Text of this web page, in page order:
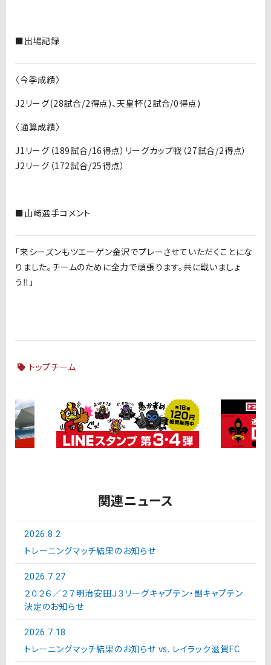
■出場記録
〈今季成績〉
J2リーグ(28試合/2得点)、天皇杯(2試合/0得点)
〈通算成績〉
J1リーグ（189試合/16得点）リーグカップ戦（27試合/2得点）
J2リーグ（172試合/25得点）
■山﨑選手コメント
「来シーズンもツエーゲン金沢でプレーさせていただくことにな
りました。チームのために全力で頑張ります。共に戦いましょ
う‼」
トップチーム
関連ニュース
2026.8.2
トレーニングマッチ結果のお知らせ
2026.7.27
２０２６／２７明治安田Ｊ３リーグキャプテン・副キャプテン
決定のお知らせ
2026.7.18
トレーニングマッチ結果のお知らせ vs. レイラック滋賀FC